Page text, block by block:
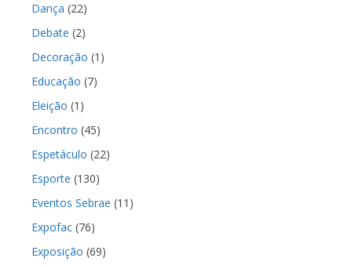
Dança (22)
Debate (2)
Decoração (1)
Educação (7)
Eleição (1)
Encontro (45)
Espetáculo (22)
Esporte (130)
Eventos Sebrae (11)
Expofac(76)
Exposição (69)